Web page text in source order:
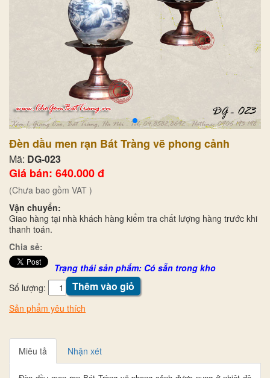
Đèn dầu men rạn Bát Tràng vẽ phong cảnh
Mã: DG-023
Giá bán: 640.000 đ
(Chưa bao gồm VAT )
Vận chuyển:
Giao hàng tại nhà khách hàng kiểm tra chất lượng hàng trước khi
thanh toán.
Chia sẻ:
Trạng thái sản phẩm: Có sẵn trong kho
Số lượng:
Thêm vào giỏ
Sản phẩm yêu thích
Miêu tả Nhận xét